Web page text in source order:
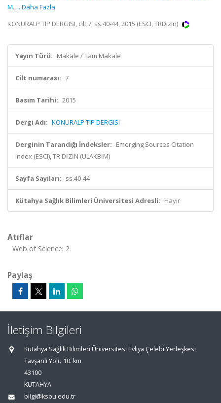
M., ...Daha Fazla
KONURALP TIP DERGISI, cilt.7, ss.40-44, 2015 (ESCI, TRDizin)
Yayın Türü: Makale / Tam Makale
Cilt numarası: 7
Basım Tarihi: 2015
Dergi Adı: KONURALP TIP DERGISI
Derginin Tarandığı İndeksler: Emerging Sources Citation
Index (ESCI), TR DİZİN (ULAKBİM)
Sayfa Sayıları: ss.40-44
Kütahya Sağlık Bilimleri Üniversitesi Adresli: Hayır
Atıflar
Web of Science: 2
Paylaş
İletişim Bilgileri
Kütahya Sağlık Bilimleri Üniversitesi Evliya Çelebi Yerleşkesi
Tavşanlı Yolu 10. km
43100
KÜTAHYA
bilgi@ksbu.edu.tr